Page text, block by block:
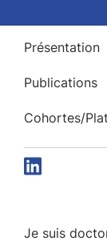
Présentation
Publications
Cohortes/
Je suis